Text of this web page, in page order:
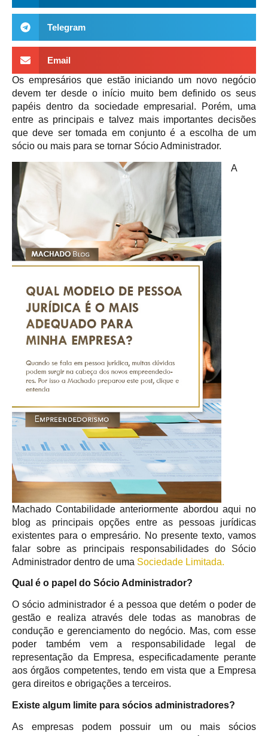
Telegram
Email
Os empresários que estão iniciando um novo negócio
devem ter desde o início muito bem definido os seus
papéis dentro da sociedade empresarial. Porém, uma
entre as principais e talvez mais importantes decisões
que deve ser tomada em conjunto é a escolha de um
sócio ou mais para se tornar Sócio Administrador.
A
Machado Contabilidade anteriormente abordou aqui no
blog as principais opções entre as pessoas jurídicas
existentes para o empresário. No presente texto, vamos
falar sobre as principais responsabilidades do Sócio
Administrador dentro de uma Sociedade Limitada.
Qual é o papel do Sócio Administrador?
O sócio administrador é a pessoa que detém o poder de
gestão e realiza através dele todas as manobras de
condução e gerenciamento do negócio. Mas, com esse
poder também vem a responsabilidade legal de
representação da Empresa, especificadamente perante
aos órgãos competentes, tendo em vista que a Empresa
gera direitos e obrigações a terceiros.
Existe algum limite para sócios administradores?
As empresas podem possuir um ou mais sócios